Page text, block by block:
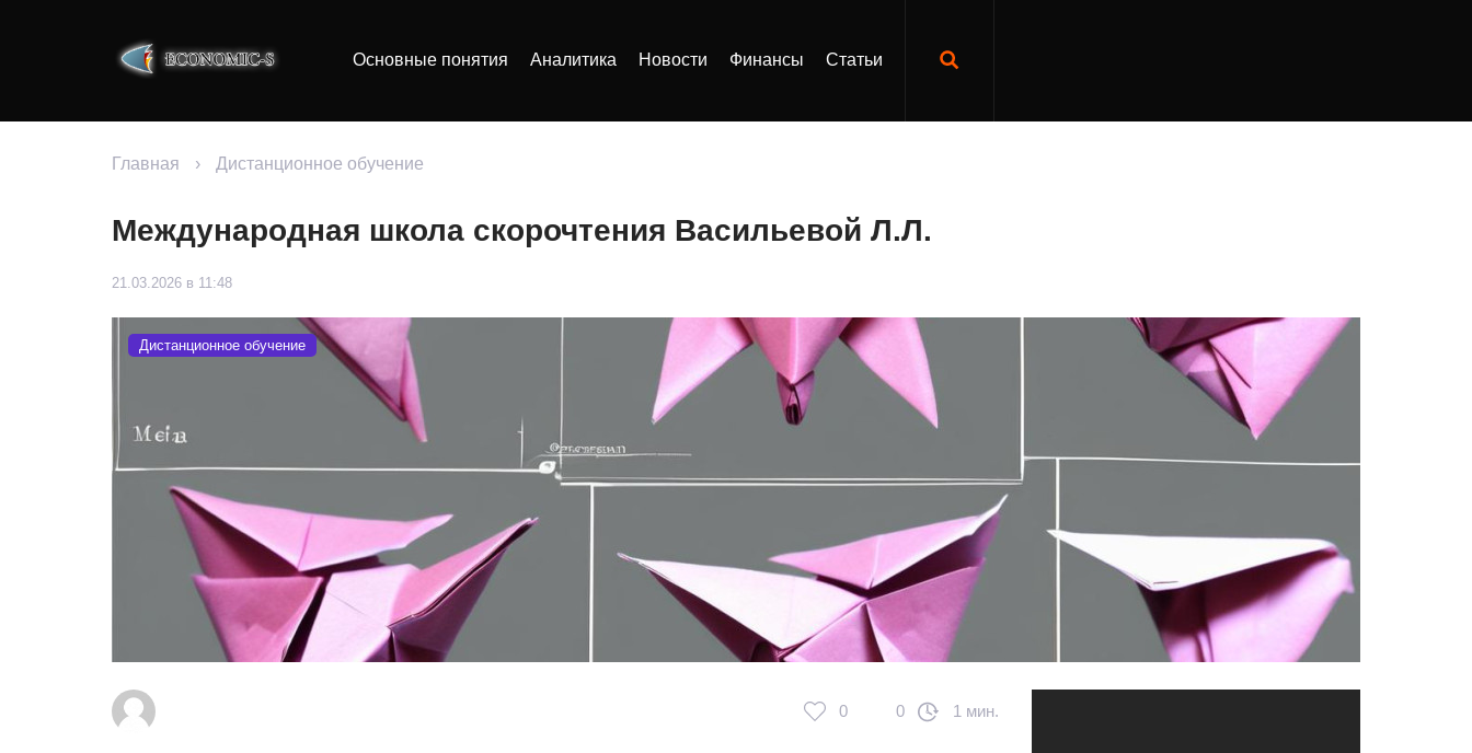
Основные понятия Аналитика Новости Финансы Статьи
Главная › Дистанционное обучение
Международная школа скорочтения Васильевой Л.Л.
21.03.2026 в 11:48
Дистанционное обучение
0 0 1 мин.